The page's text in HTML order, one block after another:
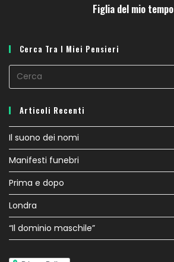
Figlia del mio tempo
Cerca Tra I Miei Pensieri
Articoli Recenti
Il suono dei nomi
Manifesti funebri
Prima e dopo
Londra
“Il dominio maschile”